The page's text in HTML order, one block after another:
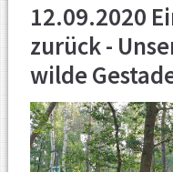
12.09.2020
zurück -
wilde